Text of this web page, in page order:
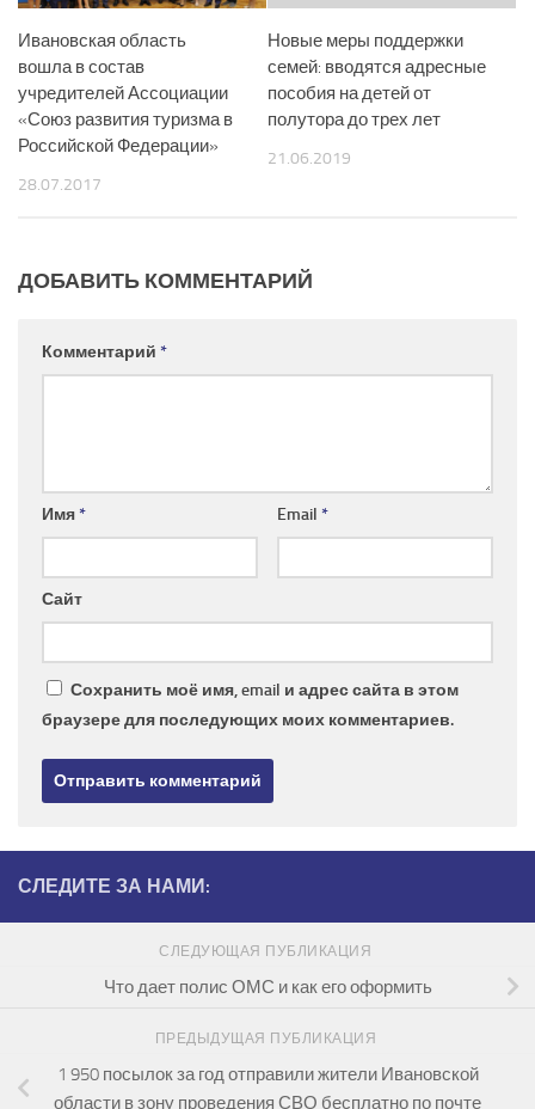
Ивановская область
вошла в состав
учредителей Ассоциации
«Союз развития туризма в
Российской Федерации»
28.07.2017
Новые меры поддержки
семей: вводятся адресные
пособия на детей от
полутора до трех лет
21.06.2019
ДОБАВИТЬ КОММЕНТАРИЙ
Комментарий *
Имя* Email *
Сайт
Сохранить моё имя, email и адрес сайта в этом
браузере для последующих моих комментариев.
СЛЕДИТЕ ЗА НАМИ:
СЛЕДУЮЩАЯ ПУБЛИКАЦИЯ
Что дает полис ОМС и как его оформить
ПРЕДЫДУЩАЯ ПУБЛИКАЦИЯ
1 950 посылок за год отправили жители Ивановской
области в зону проведения СВО бесплатно по почте